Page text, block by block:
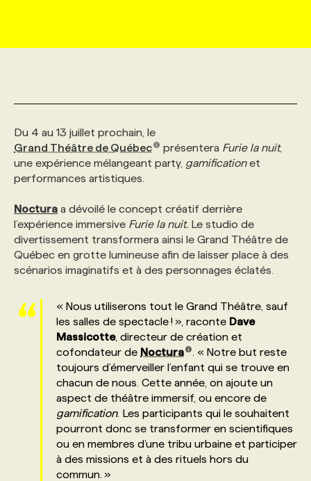
PRIX ET DISTINCTIONS
TENDANCES
GEO/SEO
ÉVÉNEMENTIEL
NOS AUTEUR‧RICES
FAQ
ANNONCEZ AVEC NOUS
FORMATIONS PERSONNALISÉES
NOS FORMATEUR‧RICES
POURQUOI CHOISIR NOS FORMATIONS
NOS TARIFS
PROGRAMMES DE SUBVENTIONS
FAQ
ANNONCEZ AVEC NOUS
NOS TARIFS
NOS EXPERTISES
FAQ
ANNONCEZ AVEC NOUS
Du 4 au 13 juillet prochain, le
Grand Théâtre de Québec
présentera Furie la nuit,
une expérience mélangeant party, gamificationet
performances artistiques.
Noctura a dévoilé le concept créatif derrière
l’expérience immersive Furie la nuit. Le studio de
divertissement transformera ainsi le Grand Théâtre de
Québec en grotte lumineuse afin de laisser place à des
scénarios imaginatifs et à des personnages éclatés.
« Nous utiliserons tout le Grand Théâtre, sauf
les salles de spectacle ! », raconte Dave
Massicotte, directeur de création et
cofondateur de Noctura
. « Notre but reste
toujours d’émerveiller l’enfant qui se trouve en
chacun de nous. Cette année, on ajoute un
aspect de théâtre immersif, ou encore de
gamification. Les participants qui le souhaitent
pourront donc se transformer en scientifiques
ou en membres d’une tribu urbaine et participer
à des missions et à des rituels hors du
commun. »